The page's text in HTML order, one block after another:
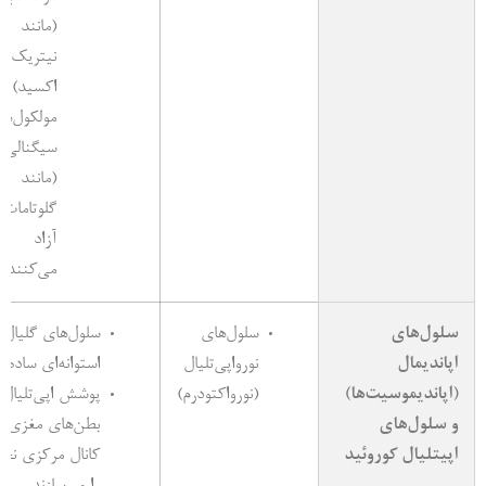
(مانند
نیتریک
اکسید) و
سیگنالی
(مانند
آزاد
می‌کنند.
سلول‌های
اپاندیمال
(اپاندیموسیت‌ها)
و سلول‌های
اپیتلیال کوروئید
سلول‌های
نورواپی‌تلیال
(نورواکتودرم)
سلول‌های گلیال
استوانه‌ای ساده
پوشش اپی‌تلیال
بطن‌های مغزی
کانال مرکزی